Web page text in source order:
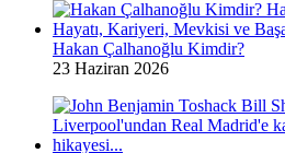
Hakan Çalhanoğlu Kimdir?
23 Haziran 2026